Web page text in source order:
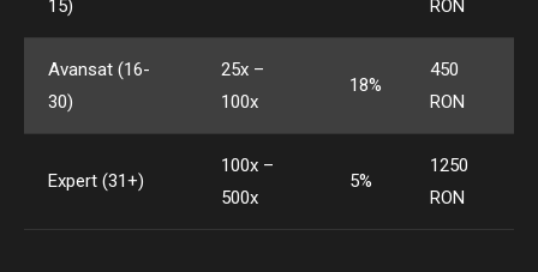
15)
RON
Avansat (16-
30)
25x –
100x
18%
450
RON
Expert (31+)
100x –
500x
5%
1250
RON